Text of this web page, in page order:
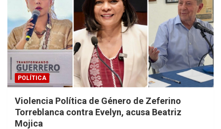
POLÍTICA
Violencia Política de Género de Zeferino
Torreblanca contra Evelyn, acusa Beatriz
Mojica